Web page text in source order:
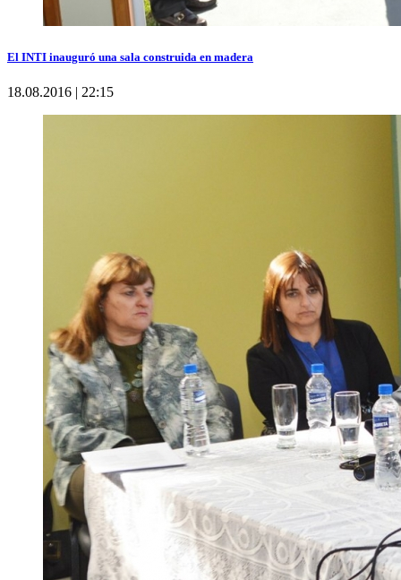
El INTI inauguró una sala construida en madera
18.08.2016 | 22:15